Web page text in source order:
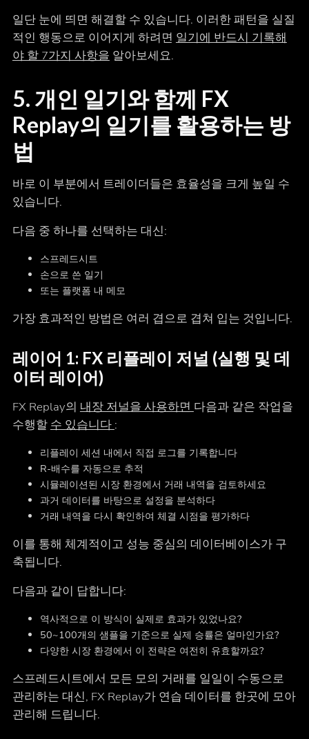
일단 눈에 띄면 해결할 수 있습니다. 이러한 패턴을 실질
적인 행동으로 이어지게 하려면 일기에 반드시 기록해
야 할 7가지 사항을 알아보세요.
5. 개인 일기와 함께 FX
Replay의 일기를 활용하는 방
법
바로 이 부분에서 트레이더들은 효율성을 크게 높일 수
있습니다.
다음 중 하나를 선택하는 대신:
스프레드시트
손으로 쓴 일기
또는 플랫폼 내 메모
가장 효과적인 방법은 여러 겹으로 겹쳐 입는 것입니다.
레이어 1: FX 리플레이 저널 (실행 및 데
이터 레이어)
FX Replay의 내장 저널을 사용하면 다음과 같은 작업을
수행할 수 있습니다 :
리플레이 세션 내에서 직접 로그를 기록합니다
R-배수를 자동으로 추적
시뮬레이션된 시장 환경에서 거래 내역을 검토하세요
과거 데이터를 바탕으로 설정을 분석하다
거래 내역을 다시 확인하여 체결 시점을 평가하다
이를 통해 체계적이고 성능 중심의 데이터베이스가 구
축됩니다.
다음과 같이 답합니다:
역사적으로 이 방식이 실제로 효과가 있었나요?
50~100개의 샘플을 기준으로 실제 승률은 얼마인가요?
다양한 시장 환경에서 이 전략은 여전히 유효할까요?
스프레드시트에서 모든 모의 거래를 일일이 수동으로
관리하는 대신, FX Replay가 연습 데이터를 한곳에 모아
관리해 드립니다.